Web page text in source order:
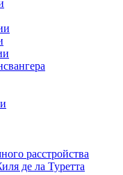
расстройства
де ла Туретта